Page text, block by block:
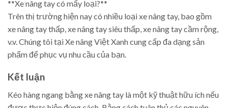
**Xe nâng tay có mấy loại?**
Trên thị trường hiện nay có nhiều loại xe nâng tay, bao gồm
xe nâng tay thấp, xe nâng tay siêu thấp, xe nâng tay cầm rộng,
v.v. Chúng tôi tại Xe nâng Việt Xanh cung cấp đa dạng sản
phẩm để phục vụ nhu cầu của bạn.
Kết luận
Kéo hàng ngang bằng xe nâng tay là một kỹ thuật hữu ích nếu